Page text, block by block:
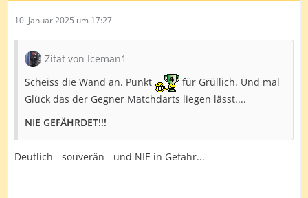
10. Januar 2025 um 17:27
Zitat von Iceman1
Scheiss die Wand an. Punkt
für Grüllich. Und mal
Glück das der Gegner Matchdarts liegen lässt....
NIE GEFÄHRDET!!!
Deutlich - souverän - und NIE in Gefahr...